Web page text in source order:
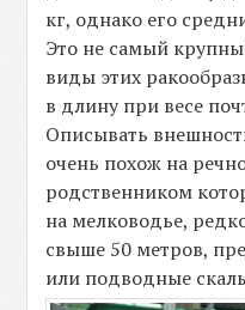
кг, однако его
Это не самый
виды этих
в длину при весе
Описывать
очень похож на
родственником
на мелководье,
свыше 50 метров,
или подводные